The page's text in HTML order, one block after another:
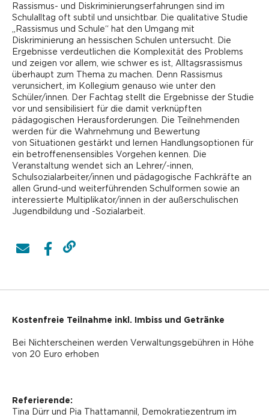
Rassismus- und Diskriminierungserfahrungen sind im
Schulalltag oft subtil und unsichtbar. Die qualitative Studie
„Rassismus und Schule“ hat den Umgang mit
Diskriminierung an hessischen Schulen untersucht. Die
Ergebnisse verdeutlichen die Komplexität des Problems
und zeigen vor allem, wie schwer es ist, Alltagsrassismus
überhaupt zum Thema zu machen. Denn Rassismus
verunsichert, im Kollegium genauso wie unter den
Schüler/innen. Der Fachtag stellt die Ergebnisse der Studie
vor und sensibilisiert für die damit verknüpften
pädagogischen Herausforderungen. Die Teilnehmenden
werden für die Wahrnehmung und Bewertung
von Situationen gestärkt und lernen Handlungsoptionen für
ein betroffenensensibles Vorgehen kennen. Die
Veranstaltung wendet sich an Lehrer/-innen,
Schulsozialarbeiter/innen und pädagogische Fachkräfte an
allen Grund-und weiterführenden Schulformen sowie an
interessierte Multiplikator/innen in der außerschulischen
Jugendbildung und -Sozialarbeit.
Kostenfreie Teilnahme inkl. Imbiss und Getränke
Bei Nichterscheinen werden Verwaltungsgebühren in Höhe
von 20 Euro erhoben
Referierende:
Tina Dürr und Pia Thattamannil, Demokratiezentrum im